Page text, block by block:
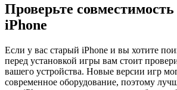
Проверьте
iPhone
Если у вас старый iPhone и вы хотите
перед установкой игры вам стоит
вашего устройства. Новые версии игр
современное оборудование, поэтому